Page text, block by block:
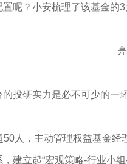
呢？小安梳理了该基金的3
投研实力是必不可少的一
人，主动管理权益基金
建立起“宏观策略-行业小组